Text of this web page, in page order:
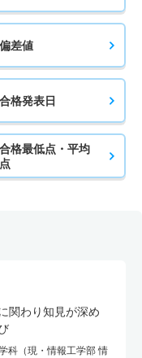
偏差値
合格発表日
合格最低点・平均
点
関わり知見が深め
科（現・情報工学部 情